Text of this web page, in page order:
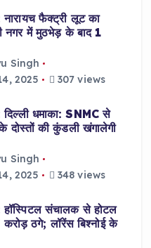
फैक्ट्री लूट का
नगर में मुठभेड़ के बाद 1
Singh
2025
307 views
धमाका: SNMC से
दोस्तों की कुंडली खंगालेगी
Singh
2025
348 views
संचालक से होटल
ठगे; लॉरेंस बिश्नोई के